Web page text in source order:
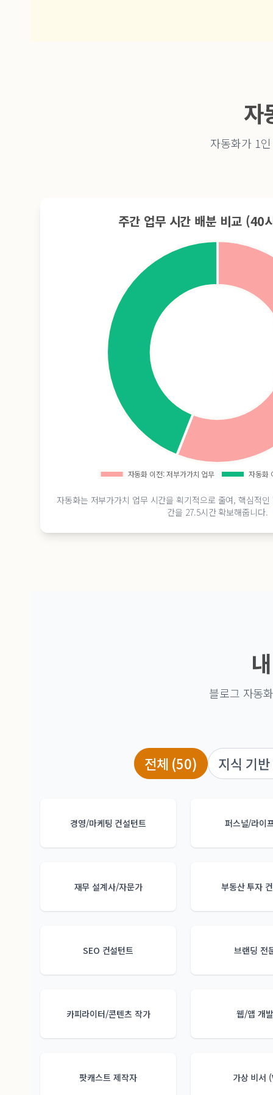
자
자동화가 1
주간 업무 시간 배분 비교 (40
자동화는 저부가가치 업무 시간을 획기적으로 줄여, 핵심적인
간을 27.5시간 확보해줍니다.
블로그 자동
전체 (50) 지식 기
경영/마케팅 컨설턴트 퍼스널/라이
재무 설계사/자문가 부동산 투자
SEO 컨설턴트 브랜딩 전
카피라이터/콘텐츠 작가 웹/앱 개
팟캐스트 제작자 가상 비서